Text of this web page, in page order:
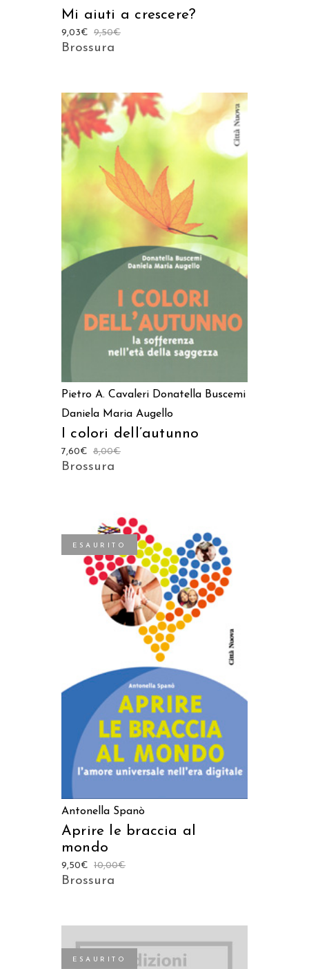
Mi aiuti a crescere?
9,50€
9,03€
Brossura
AGGIUNGI AL CARRELLO
Pietro A. Cavaleri Donatella Buscemi
Daniela Maria Augello
I colori dell’autunno
8,00€
7,60€
Brossura
ESAURITO
LEGGI TUTTO
Antonella Spanò
Aprire le braccia al
mondo
10,00€
9,50€
Brossura
ESAURITO